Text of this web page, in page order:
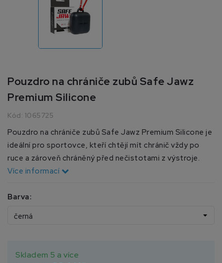
Pouzdro na chrániče zubů Safe Jawz
Premium Silicone
Kód: 1065725
Pouzdro na chrániče zubů Safe Jawz Premium Silicone je
ideální pro sportovce, kteří chtějí mít chránič vždy po
ruce a zároveň chráněný před nečistotami z výstroje.
Více informací
Barva:
Skladem 5 a více